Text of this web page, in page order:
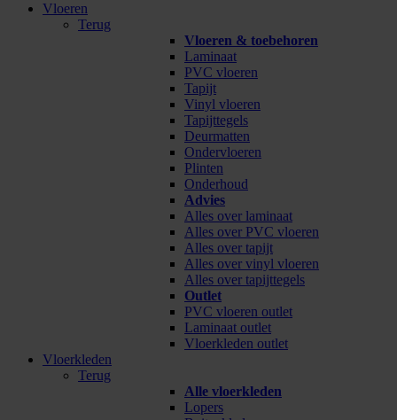
Vloeren
Terug
Vloeren & toebehoren
Laminaat
PVC vloeren
Tapijt
Vinyl vloeren
Tapijttegels
Deurmatten
Ondervloeren
Plinten
Onderhoud
Advies
Alles over laminaat
Alles over PVC vloeren
Alles over tapijt
Alles over vinyl vloeren
Alles over tapijttegels
Outlet
PVC vloeren outlet
Laminaat outlet
Vloerkleden outlet
Vloerkleden
Terug
Alle vloerkleden
Lopers